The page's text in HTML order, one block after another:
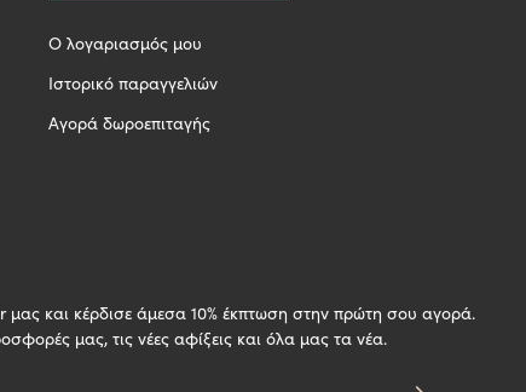
Ο λογαριασμός μου
Ιστορικό παραγγελιών
Αγορά δωροεπιταγής
και κέρδισε άμεσα 10% έκπτωση στην πρώτη σου αγορά.
μας, τις νέες αφίξεις και όλα μας τα νέα.